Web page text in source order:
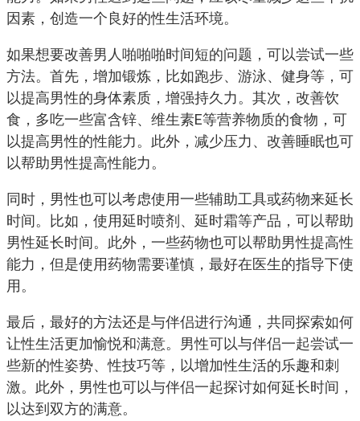
因素，创造一个良好的性生活环境。
如果想要改善男人啪啪啪时间短的问题，可以尝试一些
方法。首先，增加锻炼，比如跑步、游泳、健身等，可
以提高男性的身体素质，增强持久力。其次，改善饮
食，多吃一些富含锌、维生素E等营养物质的食物，可
以提高男性的性能力。此外，减少压力、改善睡眠也可
以帮助男性提高性能力。
同时，男性也可以考虑使用一些辅助工具或药物来延长
时间。比如，使用延时喷剂、延时霜等产品，可以帮助
男性延长时间。此外，一些药物也可以帮助男性提高性
能力，但是使用药物需要谨慎，最好在医生的指导下使
用。
最后，最好的方法还是与伴侣进行沟通，共同探索如何
让性生活更加愉悦和满意。男性可以与伴侣一起尝试一
些新的性姿势、性技巧等，以增加性生活的乐趣和刺
激。此外，男性也可以与伴侣一起探讨如何延长时间，
以达到双方的满意。